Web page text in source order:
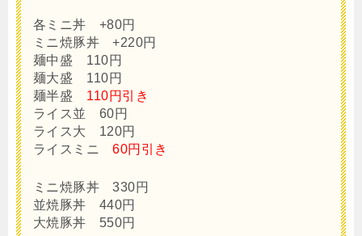
各ミニ丼 +80円
ミニ焼豚丼 +220円
麺中盛 110円
麺大盛 110円
麺半盛 110円引き
ライス並 60円
ライス大 120円
ライスミニ60円引き
ミニ焼豚丼 330円
並焼豚丼 440円
大焼豚丼 550円